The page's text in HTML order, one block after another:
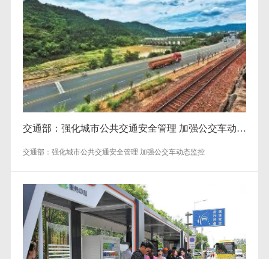
交通部：强化城市公共交通安全管理 加强公交车动态监控
交通部：强化城市公共交通安全管理 加强公交车动态监控